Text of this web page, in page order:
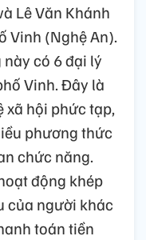
Lê Văn Khánh
Vinh (Nghệ An).
có 6 đại lý
Vinh. Đây là
xã hội phức tạp,
phương thức
chức năng.
động khép
của người khác
toán tiền